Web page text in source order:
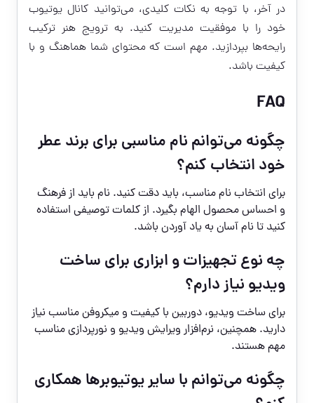
در آخر، با توجه به نکات کلیدی، می‌توانید کانال یوتیوب
خود را با موفقیت مدیریت کنید. به ترویج هنر ترکیب
رایحه‌ها بپردازید. مهم است که محتوای شما هماهنگ و با
کیفیت باشد.
FAQ
چگونه می‌توانم نام مناسبی برای برند عطر
خود انتخاب کنم؟
برای انتخاب نام مناسب، باید دقت کنید. نام باید از فرهنگ
و احساس محصول الهام بگیرد. از کلمات توصیفی استفاده
کنید تا نام آسان به یاد آوردن باشد.
چه نوع تجهیزات و ابزاری برای ساخت
ویدیو نیاز دارم؟
برای ساخت ویدیو، دوربین با کیفیت و میکروفن مناسب نیاز
دارید. همچنین، نرم‌افزار ویرایش ویدیو و نورپردازی مناسب
مهم هستند.
چگونه می‌توانم با سایر یوتیوبرها همکاری